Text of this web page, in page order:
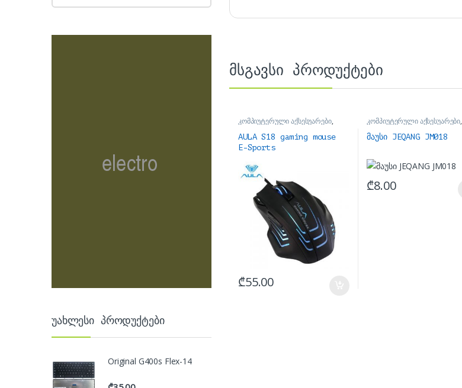
მსგავსი პროდუქტები
კომპიუტერული აქსესუარები,
მაუსები
AULA S18 gaming mouse
E-Sports
₾55.00
კომპიუტერული აქსესუარები,
მაუსები
მაუსი JEQANG JM018
₾8.00
უახლესი პროდუქტები
Original G400s Flex-14